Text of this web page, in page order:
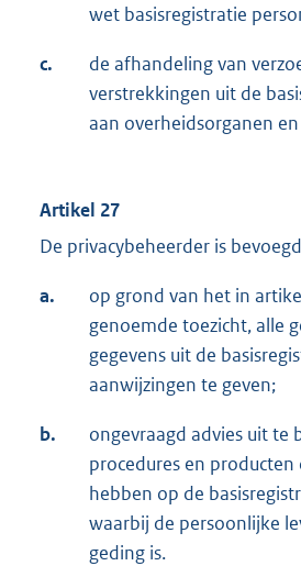
wet basisregistratie
c.
de afhandeling van
verstrekkingen uit de
aan overheidsorganen
Artikel 27
De privacybeheerder is
a.
op grond van het in
genoemde toezicht, alle
gegevens uit de
aanwijzingen te geven;
b.
ongevraagd advies uit te
procedures en
hebben op de
waarbij de persoonlijke
geding is.